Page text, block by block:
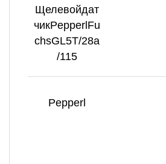
Щелевойдат
чикPepperlFu
chsGL5T/28a
/115
Pepperl